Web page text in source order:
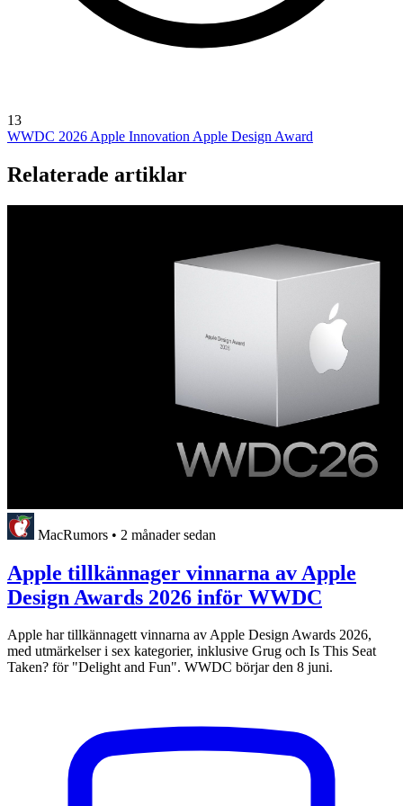
13
WWDC 2026 Apple Innovation Apple Design Award
Relaterade artiklar
MacRumors • 2 månader sedan
Apple tillkännager vinnarna av Apple
Design Awards 2026 inför WWDC
Apple har tillkännagett vinnarna av Apple Design Awards 2026,
med utmärkelser i sex kategorier, inklusive Grug och Is This Seat
Taken? för "Delight and Fun". WWDC börjar den 8 juni.